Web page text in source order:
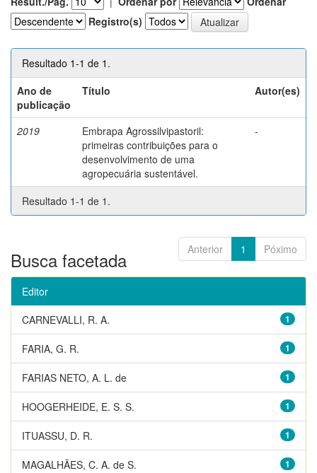
Registro(s)
Resultado 1-1 de 1.
Ano de
publicação
Título Autor(es)
2019
Embrapa Agrossilvipastoril:
primeiras contribuições para o
desenvolvimento de uma
agropecuária sustentável.
-
Resultado 1-1 de 1.
Anterior 1 Póximo
Busca facetada
Editor
1
CARNEVALLI, R. A.
1
FARIA, G. R.
1
FARIAS NETO, A. L. de
1
HOOGERHEIDE, E. S. S.
1
ITUASSU, D. R.
1
MAGALHÃES, C. A. de S.